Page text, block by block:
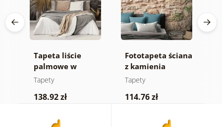
Tapeta liście
palmowe w
dżungli
Tapety
138.92 zł
Fototapeta ściana
z kamienia
Tapety
114.76 zł